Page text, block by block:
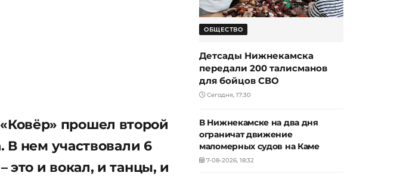
прошел второй
В нем участвовали 6
это и вокал, и танцы, и
ОБЩЕСТВО
Детсады Нижнекамска
передали 200 талисманов
для бойцов СВО
Сегодня, 17:30
В Нижнекамске на два дня
ограничат движение
маломерных судов на Каме
7-08-2026, 18:32